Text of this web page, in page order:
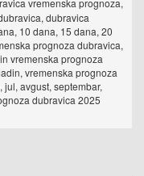
vremenska prognoza,
dubravica
10 dana, 15 dana, 20
prognoza dubravica,
vremenska prognoza
vremenska prognoza
avgust, septembar,
dubravica 2025